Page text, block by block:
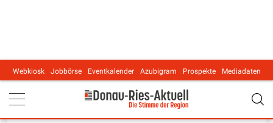
Main navigation
Webkiosk Jobbörse Eventkalender Azubigram Prospekte Mediadaten